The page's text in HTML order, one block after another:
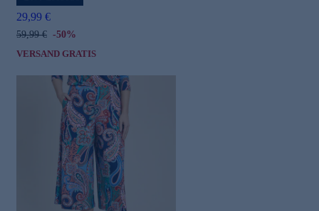
29,99 €
59,99 € -50%
VERSAND GRATIS